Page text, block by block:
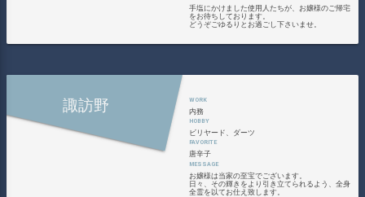
手塩にかけました使用人たちが、お嬢様のご帰宅
をお待ちしております。
どうぞごゆるりとお過ごし下さいませ。
諏訪野 内務
ビリヤード、ダーツ
唐辛子
お嬢様は当家の至宝でございます。
日々、その輝きをより引き立てられるよう、全身
全霊を以てお仕え致します。